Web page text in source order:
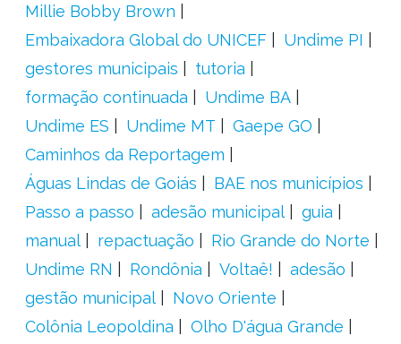
Millie Bobby Brown
Embaixadora Global do UNICEF
Undime PI
gestores municipais
tutoria
formação continuada
Undime BA
Undime ES
Undime MT
Gaepe GO
Caminhos da Reportagem
Águas Lindas de Goiás
BAE nos municípios
Passo a passo
adesão municipal
guia
manual
repactuação
Rio Grande do Norte
Undime RN
Rondônia Voltaê!
adesão
gestão municipal
Novo Oriente
Colônia Leopoldina
Olho D'água Grande